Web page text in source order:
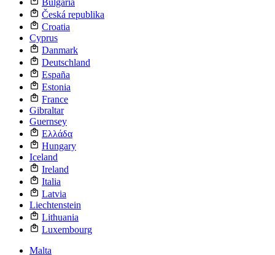
Česká republika
Croatia
Cyprus
Danmark
Deutschland
España
Estonia
France
Gibraltar
Guernsey
Ελλάδα
Hungary
Iceland
Ireland
Italia
Latvia
Liechtenstein
Lithuania
Luxembourg
Malta